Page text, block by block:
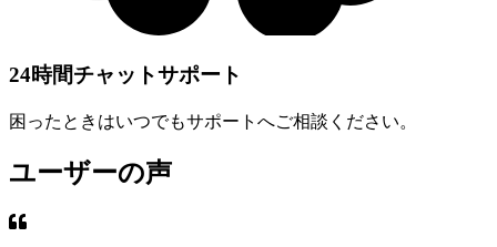
24時間チャットサポート
困ったときはいつでもサポートへご相談ください。
ユーザーの声